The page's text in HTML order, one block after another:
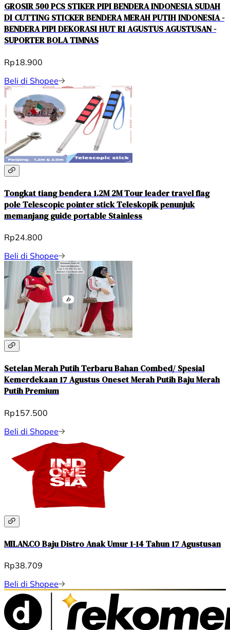
GROSIR 500 PCS STIKER PIPI BENDERA INDONESIA SUDAH
DI CUTTING STICKER BENDERA MERAH PUTIH INDONESIA -
BENDERA PIPI DEKORASI HUT RI AGUSTUS AGUSTUSAN -
SUPORTER BOLA TIMNAS
Rp18.900
Beli di Shopee
Tongkat tiang bendera 1.2M 2M Tour leader travel flag
pole Telescopic pointer stick Teleskopik penunjuk
memanjang guide portable Stainless
Rp24.800
Beli di Shopee
Setelan Merah Putih Terbaru Bahan Combed/ Spesial
Kemerdekaan 17 Agustus Oneset Merah Putih Baju Merah
Putih Premium
Rp157.500
Beli di Shopee
MILAN.CO Baju Distro Anak Umur 1-14 Tahun 17 Agustusan
Rp38.709
Beli di Shopee